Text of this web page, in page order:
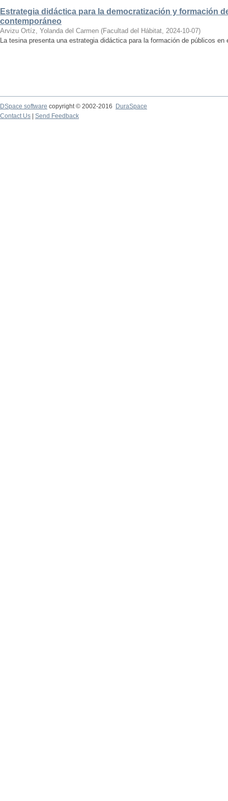
Estrategia didáctica para la democratización y formación
contemporáneo
Arvizu Ortíz, Yolanda del Carmen (Facultad del Hábitat, 2024-10-07)
La tesina presenta una estrategia didáctica para la formación de públicos en
DSpace software copyright © 2002-2016
DuraSpace
Contact Us
Send Feedback